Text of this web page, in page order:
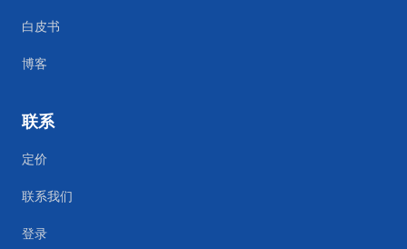
白皮书
博客
联系
定价
联系我们
登录